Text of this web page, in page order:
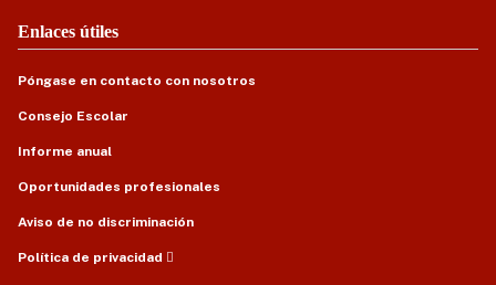
Enlaces útiles
Póngase en contacto con nosotros
Consejo Escolar
Informe anual
Oportunidades profesionales
Aviso de no discriminación
Política de privacidad